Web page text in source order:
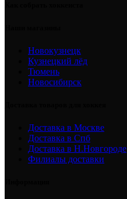
Новокузнецк
Кузнецкий лёд
Тюмень
Новосибирск
Доставка в Москве
Доставка в Спб
Доставка в Н.Новгороде
Филиалы доставки